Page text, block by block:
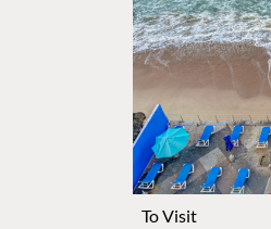
To Visit